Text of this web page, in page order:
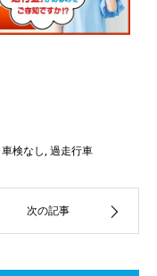
車検なし,過走行車
次の記事